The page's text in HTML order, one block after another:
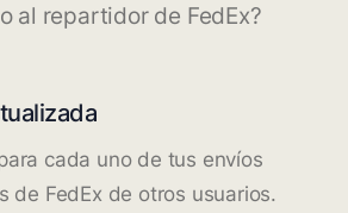
al repartidor de FedEx?
cada uno de tus envíos
de FedEx de otros usuarios.